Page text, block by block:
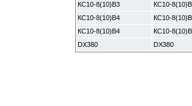
КС10-8(10)В3
КС10-
КС10-8(10)В4
КС10-
КС10-8(10)В4
КС10-
DX380
DX380